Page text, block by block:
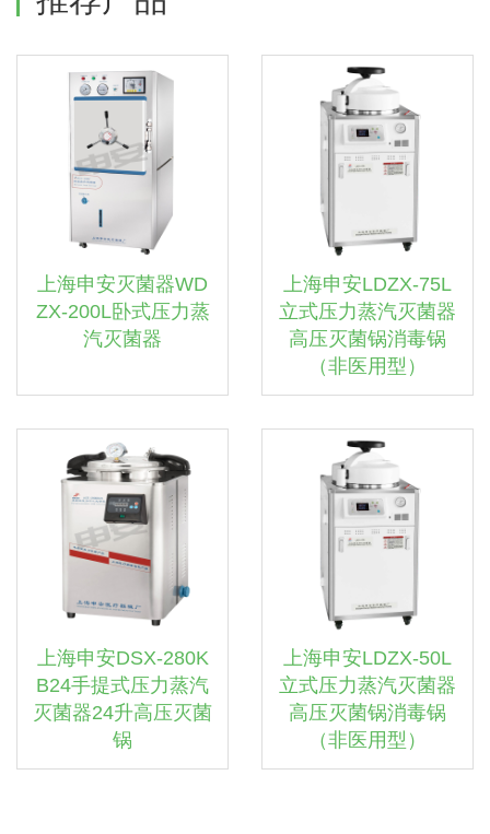
上海申安灭菌器WD
ZX-200L卧式压力蒸
汽灭菌器
上海申安LDZX-75L
立式压力蒸汽灭菌器
高压灭菌锅消毒锅
（非医用型）
上海申安DSX-280K
B24手提式压力蒸汽
灭菌器24升高压灭菌
锅
上海申安LDZX-50L
立式压力蒸汽灭菌器
高压灭菌锅消毒锅
（非医用型）